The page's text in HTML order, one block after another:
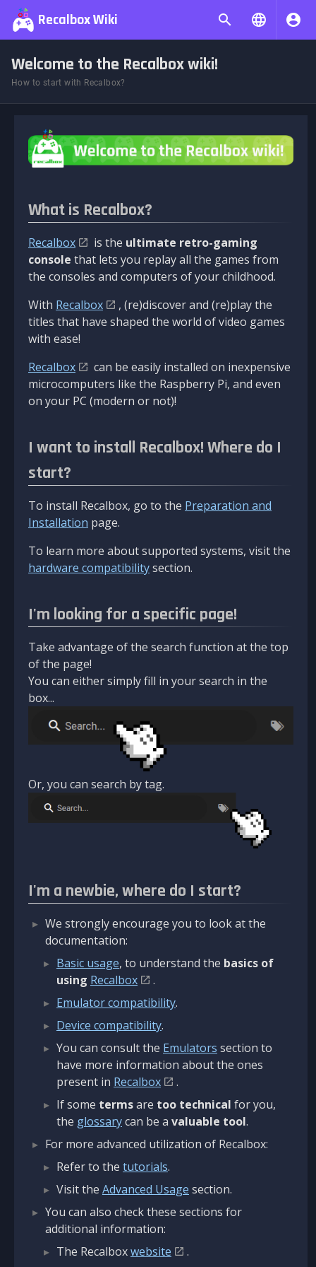
Recalbox Wiki
Welcome to the Recalbox wiki!
How to start with Recalbox?
What is Recalbox?
Recalbox is the ultimate retro-gaming
console that lets you replay all the games from
the consoles and computers of your childhood.
With Recalbox
, (re)discover and (re)play the
titles that have shaped the world of video games
with ease!
Recalbox
can be easily installed on inexpensive
microcomputers like the Raspberry Pi, and even
on your PC (modern or not)!
I want to install Recalbox! Where do I
start?
To install Recalbox, go to the Preparation and
Installation page.
To learn more about supported systems, visit the
hardware compatibilitysection.
I'm looking for a specific page!
Take advantage of the search function at the top
of the page!
You can either simply fill in your search in the
box...
Or, you can search by tag.
I'm a newbie, where do I start?
We strongly encourage you to look at the
documentation:
Basic usage, to understand the basics of
using Recalbox
.
Emulator compatibility.
Device compatibility.
You can consult the Emulators section to
have more information about the ones
present in Recalbox
.
If some termsare too technical for you,
the glossarycan be a valuable tool.
For more advanced utilization of Recalbox:
Refer to the tutorials.
Visit the Advanced Usage section.
You can also check these sections for
additional information:
The Recalboxwebsite
.